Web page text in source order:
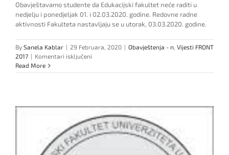
Obavještavamo studente da Edukacijski fakultet neće raditi u
nedjelju i ponedjeljak 01. i 02.03.2020. godine. Redovne radne
aktivnosti Fakulteta nastavljaju se u utorak, 03.03.2020. godine.
By Sanela Kablar | 29 Februara, 2020 | Obavještenja - n, Vijesti FRONT
2017 | Komentari isključeni
Neradni
Read More